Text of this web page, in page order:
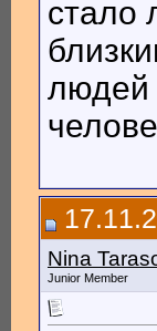
стало
людей
Nina
Junior Member